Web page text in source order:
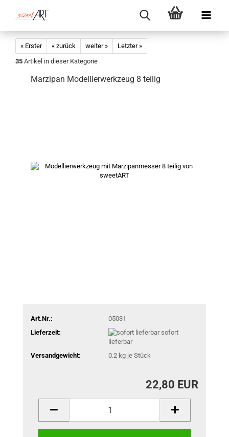
« Erster « zurück weiter »
Letzter »
35 Artikel in dieser Kategorie
Marzipan Modellierwerkzeug 8 teilig
Art.Nr.:
05031
Lieferzeit:
sofort
lieferbar
Versandgewicht:
0.2kg je Stück
22,80 EUR